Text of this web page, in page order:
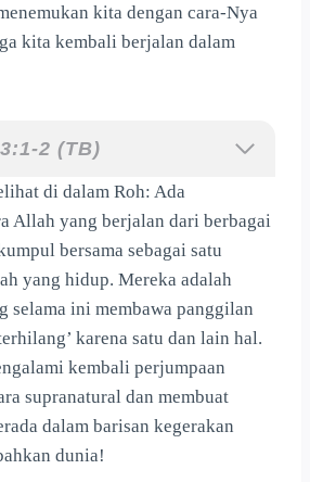
kita dengan cara-Nya
kita kembali berjalan dalam
2 (TB)
di dalam Roh: Ada
Allah yang berjalan dari berbagai
bersama sebagai satu
yang hidup. Mereka adalah
selama ini membawa panggilan
karena satu dan lain hal.
kembali perjumpaan
supranatural dan membuat
dalam barisan kegerakan
dunia!